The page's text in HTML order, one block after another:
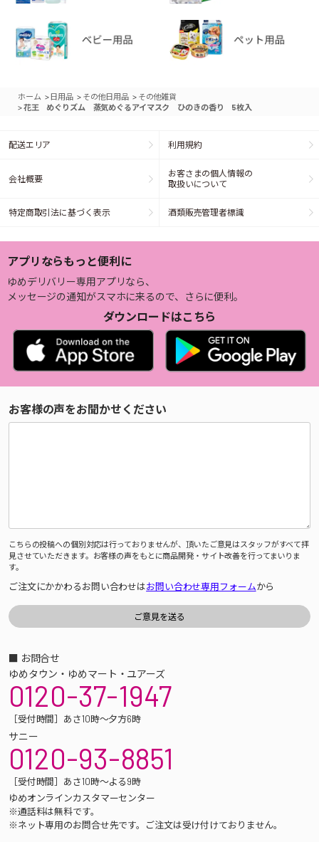
ホーム > 日用品 > その他日用品 > その他雑貨
>花王 めぐりズム 蒸気めぐるアイマスク ひのきの香り 5枚入
配送エリア 利用規約
会社概要
お客さまの個人情報の
取扱いについて
特定商取引法に基づく表示 酒類販売管理者標識
アプリならもっと便利に
ゆめデリバリー専用アプリなら、
メッセージの通知がスマホに来るので、さらに便利。
ダウンロードはこちら
お客様の声をお聞かせください
こちらの投稿への個別対応は行っておりませんが、頂いたご意見はスタッフがすべて拝
見させていただきます。お客様の声をもとに商品開発・サイト改善を行ってまいりま
す。
ご注文にかかわるお問い合わせはお問い合わせ専用フォームから
■ お問合せ
ゆめタウン・ゆめマート・ユアーズ
0120-37-1947
［受付時間］あさ10時～夕方6時
サニー
0120-93-8851
［受付時間］あさ10時～よる9時
ゆめオンラインカスタマーセンター
※通話料は無料です。
※ネット専用のお問合せ先です。ご注文は受け付けておりません。